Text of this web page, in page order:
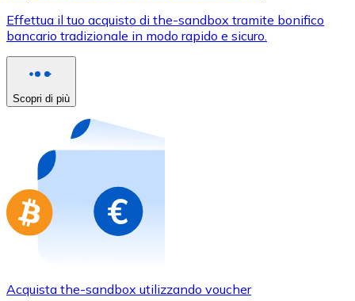
Usa le carte Visa e Mastercard per acquistare
Acquista con carta
Negozio - Carte regalo
Nuovo
Acquista gift card dei tuoi marchi preferiti con
Vai al negozio di carte regalo
Effettua il tuo acquisto di the-sandbox tramite bonifico
bancario tradizionale in modo rapido e sicuro.
Scopri di più
Acquista the-sandbox utilizzando voucher